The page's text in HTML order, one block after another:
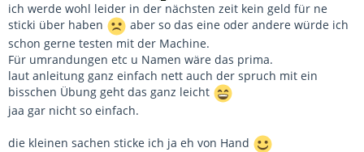
ich werde wohl leider in der nächsten zeit kein geld für ne
sticki über haben
aber so das eine oder andere würde ich
schon gerne testen mit der Machine.
Für umrandungen etc u Namen wäre das prima.
laut anleitung ganz einfach nett auch der spruch mit ein
bisschen Übung geht das ganz leicht
jaa gar nicht so einfach.
die kleinen sachen sticke ich ja eh von Hand